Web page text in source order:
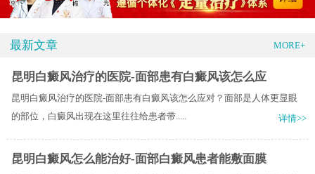
最新文章 MORE+
昆明白癜风治疗的医院-面部患有白癜风该怎么应
昆明白癜风治疗的医院-面部患有白癜风该怎么应对？面部是人体更显眼
的部位，白癜风出现在这里往往给患者带.....
详情>>
昆明白癜风怎么能治好-面部白癜风患者能敷面膜